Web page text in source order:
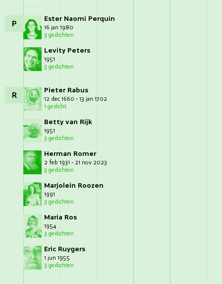
P Ester Naomi Perquin
16 jan 1980
3 gedichten
Levity Peters
1951
3 gedichten
R Pieter Rabus
12 dec 1660 - 13 jan 1702
1 gedicht
Betty van Rijk
1951
3 gedichten
Herman Romer
2 feb 1931 - 21 nov 2023
3 gedichten
Marjolein Roozen
1991
3 gedichten
Maria Ros
1954
3 gedichten
Eric Ruygers
1 jun 1955
3 gedichten